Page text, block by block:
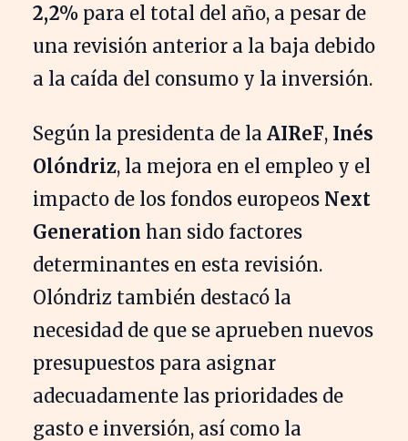
2,2% para el total del año, a pesar de
una revisión anterior a la baja debido
a la caída del consumo y la inversión.
Según la presidenta de la AIReF, Inés
Olóndriz, la mejora en el empleo y el
impacto de los fondos europeos Next
Generation han sido factores
determinantes en esta revisión.
Olóndriz también destacó la
necesidad de que se aprueben nuevos
presupuestos para asignar
adecuadamente las prioridades de
gasto e inversión, así como la